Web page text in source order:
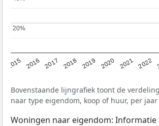
2015 2016 2017 2018 2019 2020 2021 2022
20%
20%
Bovenstaande lijngrafiek toont de
naar type eigendom, koop of huur, per
Woningen naar eigendom: Informatie